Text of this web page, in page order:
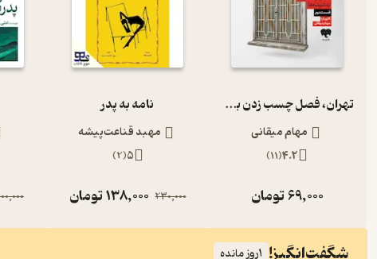
تهران، فصل چسب زدن به شیشه‌ها (قسمت دوم)
مهام میقانی
4.2
(
11
)
69,000تومان
نامه به پدر
مهبد قناعت‌پیشه
5
(
2
)
230,000
138,000تومان
شگفت‌انگیز! 1روز مانده